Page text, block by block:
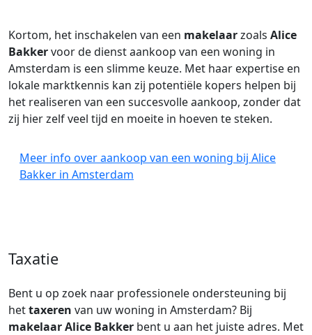
Kortom, het inschakelen van een makelaarzoals Alice
Bakkervoor de dienst aankoop van een woning in
Amsterdam is een slimme keuze. Met haar expertise en
lokale marktkennis kan zij potentiële kopers helpen bij
het realiseren van een succesvolle aankoop, zonder dat
zij hier zelf veel tijd en moeite in hoeven te steken.
Meer info over aankoop van een woning bij Alice
Bakker in Amsterdam
Taxatie
Bent u op zoek naar professionele ondersteuning bij
hettaxeren van uw woning in Amsterdam? Bij
makelaarAlice Bakker bent u aan het juiste adres. Met